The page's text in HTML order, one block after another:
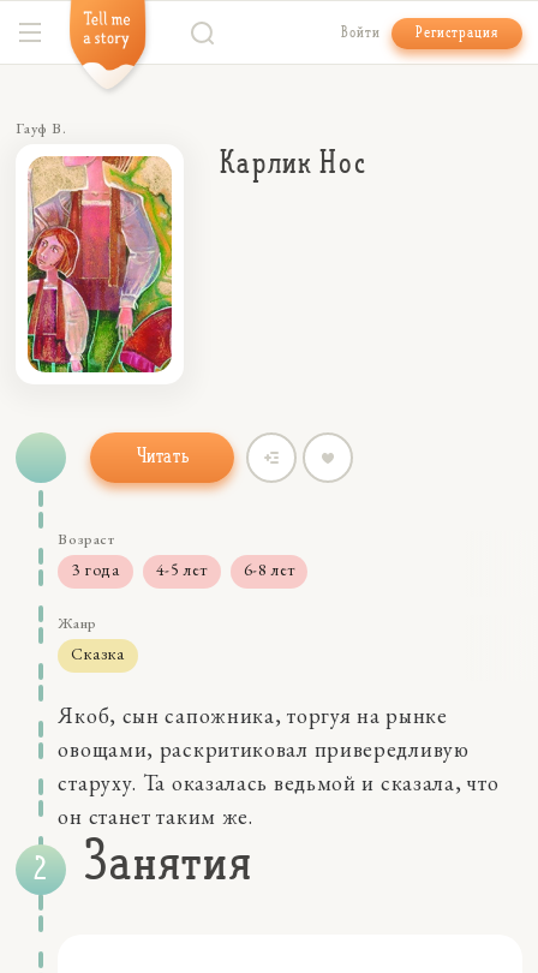
Войти Регистрация
Гауф В.
Карлик Нос
Читать
Возраст
3 года 4-5 лет 6-8 лет
Жанр
Сказка
более 1 часа
Навыки
восприятие
мышление
Качества
внутренние чувства
Якоб, сын сапожника, торгуя на рынке
овощами, раскритиковал привередливую
старуху. Та оказалась ведьмой и сказала, что
он станет таким же.
Занятия